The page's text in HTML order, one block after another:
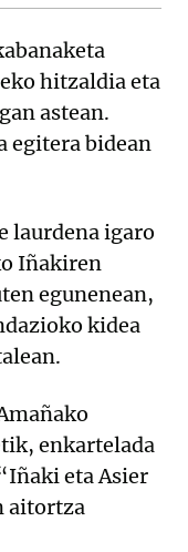
hitzaldia eta
astean.
egitera bidean
laurdena igaro
Iñakiren
egunenean,
kidea
enkartelada
eta Asier
aitortza